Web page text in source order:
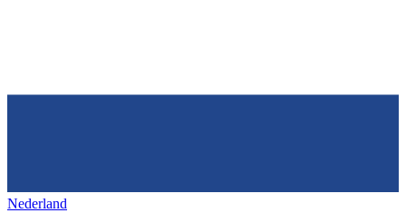
Nederland